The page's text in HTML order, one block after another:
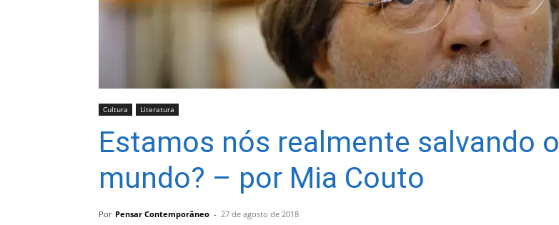
Cultura Literatura
Estamos nós realmente salvando o
mundo? – por Mia Couto
Por Pensar Contemporâneo - 27 de agosto de 2018